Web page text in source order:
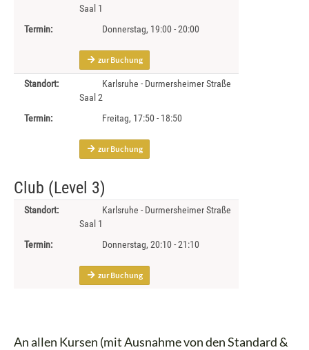
An allen Kursen (mit Ausnahme von den Standard &